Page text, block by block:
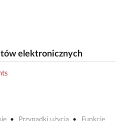
elektronicznych